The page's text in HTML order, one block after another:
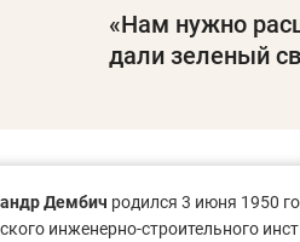
«Нам нужно
дали зеленый
Дембич родился 3 июня 1950
инженерно-строительного